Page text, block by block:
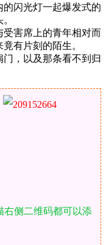
闪光灯一起爆发式的
受害席上的青年相对而
有片刻的陌生。
，以及那条看不到归
右侧二维码都可以添